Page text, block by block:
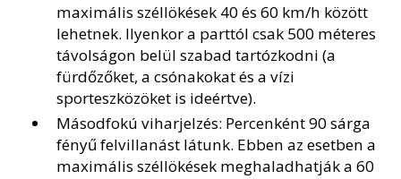
maximális széllökések 40 és 60 km/h között
lehetnek. Ilyenkor a parttól csak 500 méteres
távolságon belül szabad tartózkodni (a
fürdőzőket, a csónakokat és a vízi
sporteszközöket is ideértve).
Másodfokú viharjelzés: Percenként 90 sárga
fényű felvillanást látunk. Ebben az esetben a
maximális széllökések meghaladhatják a 60